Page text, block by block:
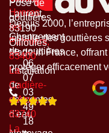
Depuis 2000,
installe des gouttières
Made in France,
protéger efficacement
Pose de
gouttières
Changement
de gouttières
Installation
de
descentes
d'eau
Hyeres
les
Palmiers,
83400
La
Cadière-
d’Azur,
83740
La
Laurent,
83190
Ollioules
06
07
03
49
18